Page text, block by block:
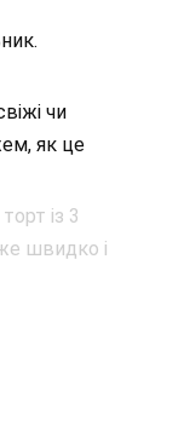
чи
як це